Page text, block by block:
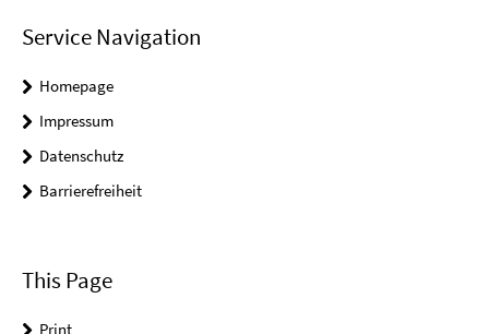
Service Navigation
Homepage
Impressum
Datenschutz
Barrierefreiheit
This Page
Print